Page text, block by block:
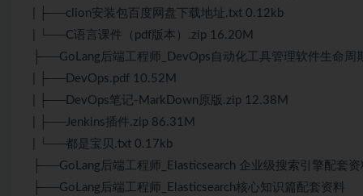
| ├──clion安装包百度网盘下载地址.txt 0.12kb
| └──C语言课件（pdf版本）.zip 16.20M
├──GoLang后端工程师_DevOps自动化工具管理软件生命周
| ├──DevOps.pdf 10.52M
| ├──DevOps笔记-MarkDown原版.zip 12.38M
| ├──Jenkins插件.zip 86.31M
| └──都是宝贝.txt 0.17kb
├──GoLang后端工程师_Elasticsearch 企业级搜索引擎配套资
├──GoLang后端工程师_Elasticsearch核心知识篇配套资料